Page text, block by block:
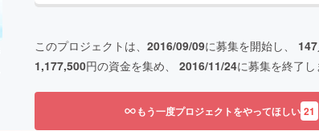
このプロジェクトは、 2016/09/09に募集を開始し、 147
1,177,500円の資金を集め、 2016/11/24に募集を終了し
もう一度プロジェクトをやってほしい 21